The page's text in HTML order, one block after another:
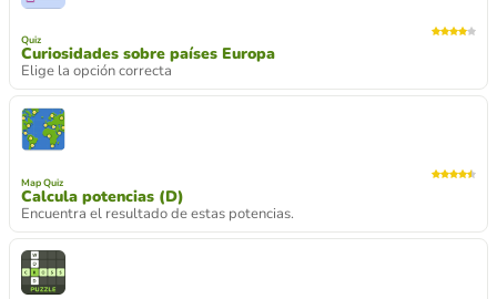
Quiz
Curiosidades sobre países Europa
Elige la opción correcta
Map Quiz
Calcula potencias (D)
Encuentra el resultado de estas potencias.